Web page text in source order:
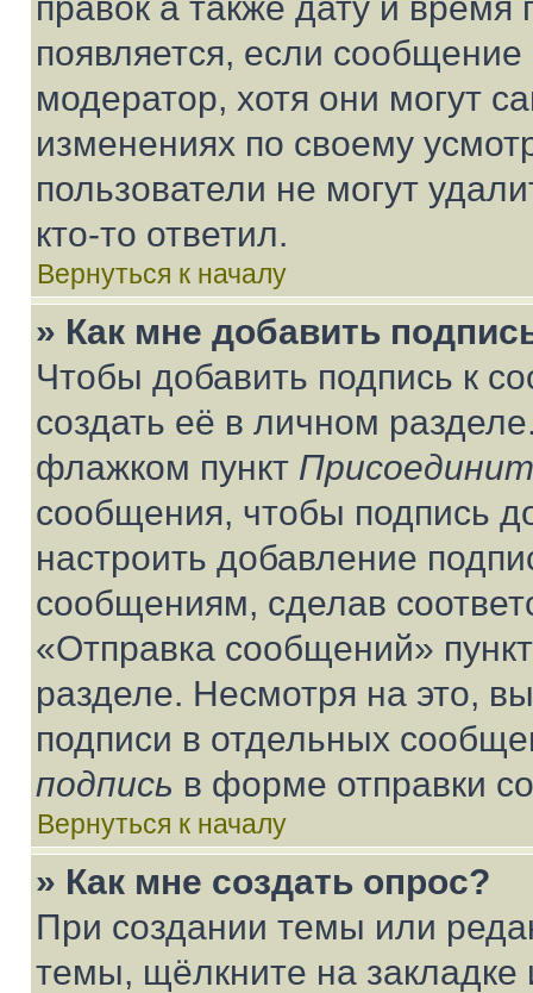
появляется, если
модератор, хотя они могут
изменениях по своему
пользователи не могут
кто-то ответил.
Вернуться к началу
» Как мне добавить
Чтобы добавить подпись к
создать её в личном
флажком пункт
сообщения, чтобы подпись
настроить добавление
сообщениям, сделав
«Отправка сообщений»
разделе. Несмотря на это,
подписи в отдельных
подпись в форме отправки
Вернуться к началу
» Как мне создать опрос?
При создании темы или
темы, щёлкните на